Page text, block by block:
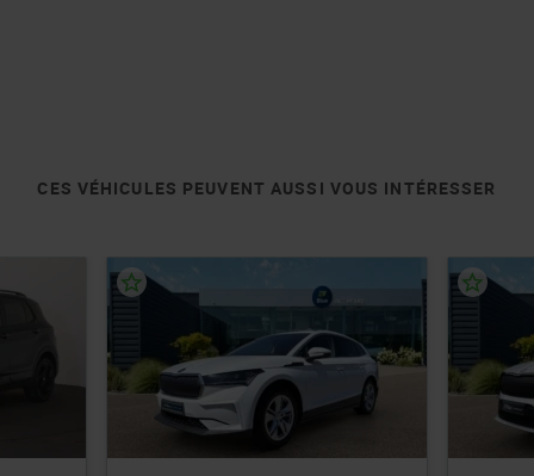
CES VÉHICULES PEUVENT AUSSI VOUS INTÉRESSER